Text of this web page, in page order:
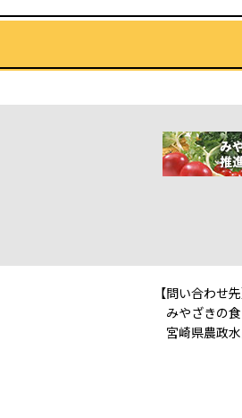
【問い合わせ先
みやざきの食
宮崎県農政